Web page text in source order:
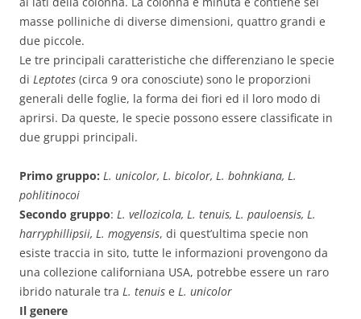
masse polliniche di diverse dimensioni, quattro grandi e
due piccole.
Le tre principali caratteristiche che differenziano le specie
di Leptotes (circa 9 ora conosciute) sono le proporzioni
generali delle foglie, la forma dei fiori ed il loro modo di
aprirsi. Da queste, le specie possono essere classificate in
due gruppi principali.
Primo gruppo: L. unicolor, L. bicolor, L. bohnkiana, L.
pohlitinocoi
Secondo gruppo: L. vellozicola, L. tenuis, L. pauloensis, L.
harryphillipsii, L. mogyensis, di quest’ultima specie non
esiste traccia in sito, tutte le informazioni provengono da
una collezione californiana USA, potrebbe essere un raro
ibrido naturale tra L. tenuis e L. unicolor
Il genere